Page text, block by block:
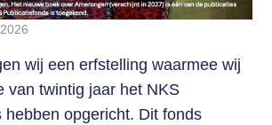
wij een erfstelling waarmee wij
van twintig jaar het NKS
hebben opgericht. Dit fonds